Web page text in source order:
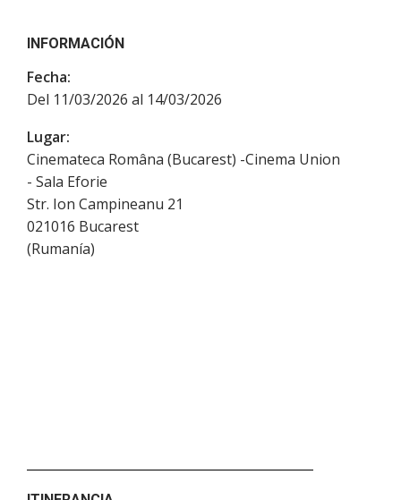
INFORMACIÓN
Fecha:
Del 11/03/2026 al 14/03/2026
Lugar:
Cinemateca Româna (Bucarest) -Cinema Union
- Sala Eforie
Str. Ion Campineanu 21
021016 Bucarest
(Rumanía)